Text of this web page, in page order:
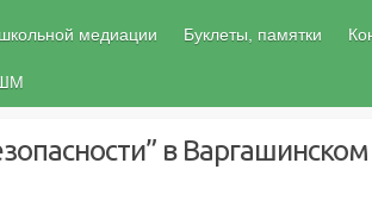
медиации Буклеты, памятки
в